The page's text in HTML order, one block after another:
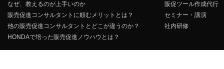
なぜ、教えるのが上手いのか
販売促進コンサルタントに頼むメリットとは？
他の販売促進コンサルタントとどこが違うのか？
HONDAで培った販売促進ノウハウとは？
販促ツール作成代行
セミナー・講演
社内研修